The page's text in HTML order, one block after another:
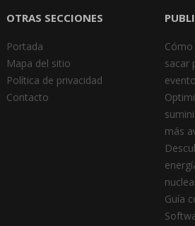
OTRAS SECCIONES
Portada
Mapa del sitio
Política de privacidad
Contacto
sacar
más
Guía